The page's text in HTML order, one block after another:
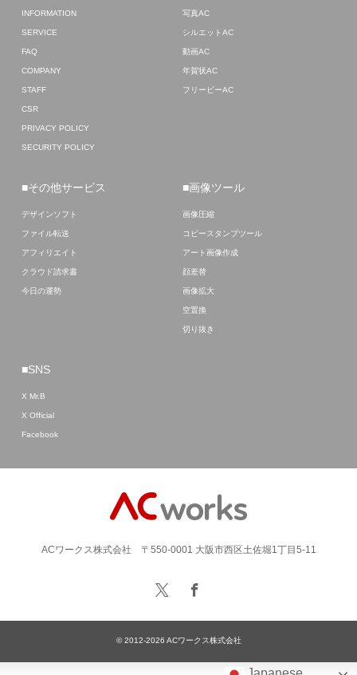
INFORMATION
SERVICE
FAQ
COMPANY
STAFF
CSR
PRIVACY POLICY
SECURITY POLICY
写真AC
シルエットAC
動画AC
年賀状AC
フリービーAC
■その他サービス
デザインソフト
ファイル転送
アフィリエイト
クラウド請求書
今日の運勢
■画像ツール
画像圧縮
コピースタンプツール
アート画像作成
顔差替
画像拡大
空置換
切り抜き
■SNS
X Mr.B
X Official
Facebook
ACワークス株式会社 〒550-0001 大阪市西区土佐堀1丁目5-11
© 2012-2026 ACワークス株式会社